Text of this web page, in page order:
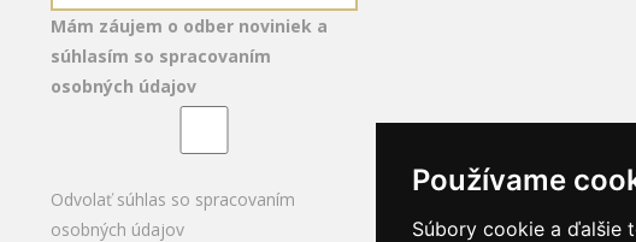
Používame
Súbory cookie a ďalšie
Mám záujem o odber noviniek a
súhlasím so spracovaním
osobných údajov
Odvolať súhlas so spracovaním
osobných údajov